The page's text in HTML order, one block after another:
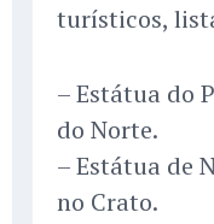
turísticos,
– Estátua do
do Norte.
– Estátua de
no Crato.